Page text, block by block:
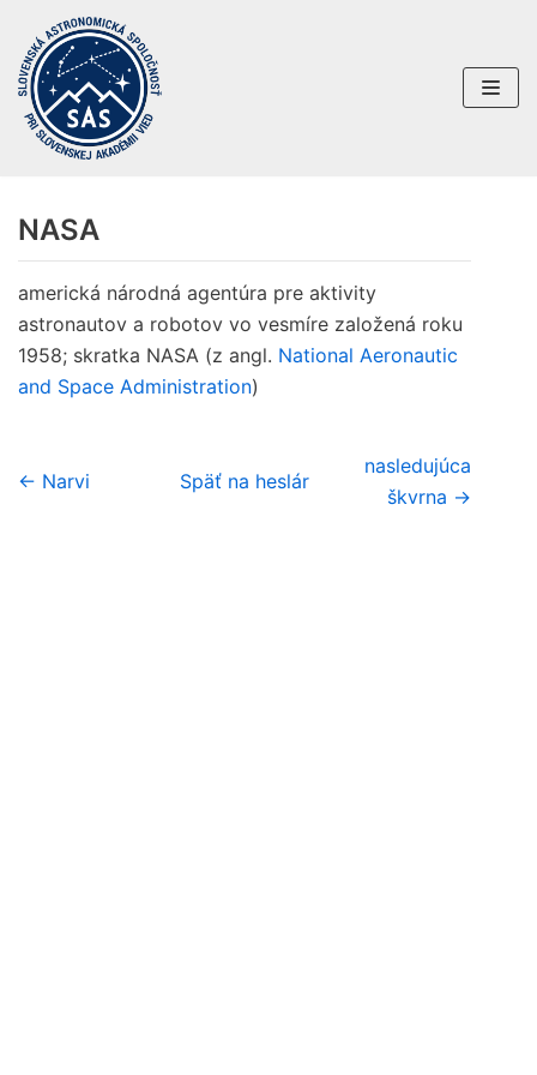
Preskočiť
na
obsah
NASA
americká národná agentúra pre aktivity
astronautov a robotov vo vesmíre založená roku
1958; skratka NASA (z angl. National Aeronautic
and Space Administration)
← Narvi Späť na heslár
nasledujúca
škvrna →